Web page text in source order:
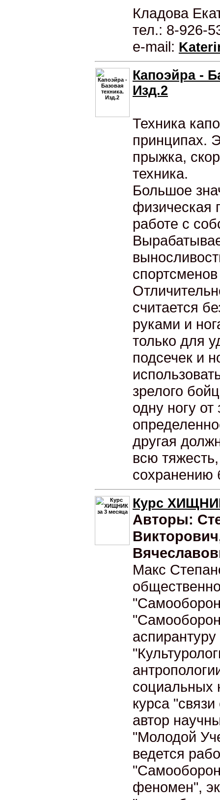
Кладова
тел.: 8-926-
e-mail:
Капоэйра -
Изд.2
Техника
принципах.
прыжка,
техника.
Большое
физическая
работе с
считается
руками и
только для
подсечек и
зрелого
одну ногу
другая
всю
сохранению
Курс
Авторы:
Макс
социальных
курса
автор
"Молодой
ведется
феномен",